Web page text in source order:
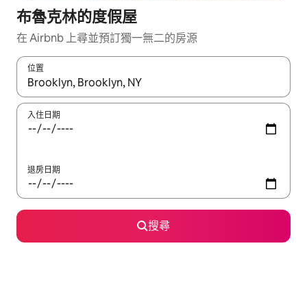
布魯克林的度假屋
在 Airbnb 上尋並預訂獨一無二的房源
位置
如有搜尋結果，瀏覽內容時請使用上下箭頭，或輕點、滑動裝置。
入住日期
退房日期
搜尋